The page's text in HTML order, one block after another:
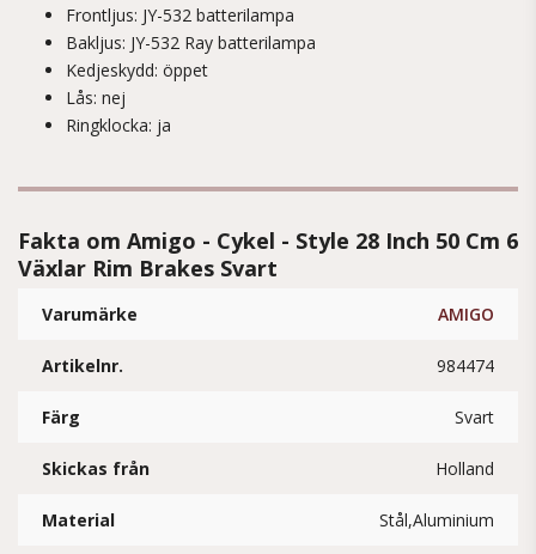
Frontljus: JY-532 batterilampa
Bakljus: JY-532 Ray batterilampa
Kedjeskydd: öppet
Lås: nej
Ringklocka: ja
Fakta om Amigo - Cykel - Style 28 Inch 50 Cm 6
Växlar Rim Brakes Svart
Varumärke AMIGO
Artikelnr. 984474
Färg Svart
Skickas från Holland
Material Stål,Aluminium